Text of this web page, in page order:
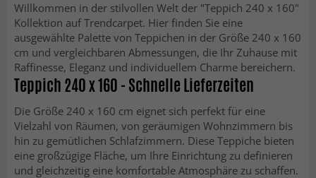
Willkommen in der stilvollen Welt der "Teppich 240 x 160"
Kollektion auf Trendcarpet. Hier finden Sie eine
ausgewählte Palette von Teppichen in der Größe 240 x 160
cm und vergleichbaren Abmessungen, die Ihr Zuhause mit
Raffinesse, Eleganz und individuellem Charme bereichern.
Teppich 240 x 160 - Schnelle Lieferzeiten
Die Größe 240 x 160 cm eignet sich perfekt für eine
Vielzahl von Räumen, von geräumigen Wohnzimmern bis
hin zu gemütlichen Schlafzimmern. Diese Teppiche bieten
eine großzügige Fläche, um Ihre Einrichtung zu definieren
und gleichzeitig eine komfortable Atmosphäre zu schaffen.